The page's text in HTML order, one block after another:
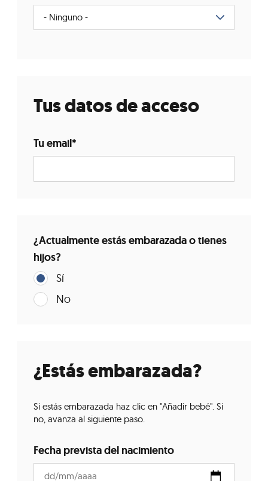
Tus datos de acceso
Tu email*
¿Actualmente estás embarazada o tienes
hijos?
Sí
No
¿Estás embarazada?
Si estás embarazada haz clic en "Añadir bebé". Si
no, avanza al siguiente paso.
Fecha prevista del nacimiento